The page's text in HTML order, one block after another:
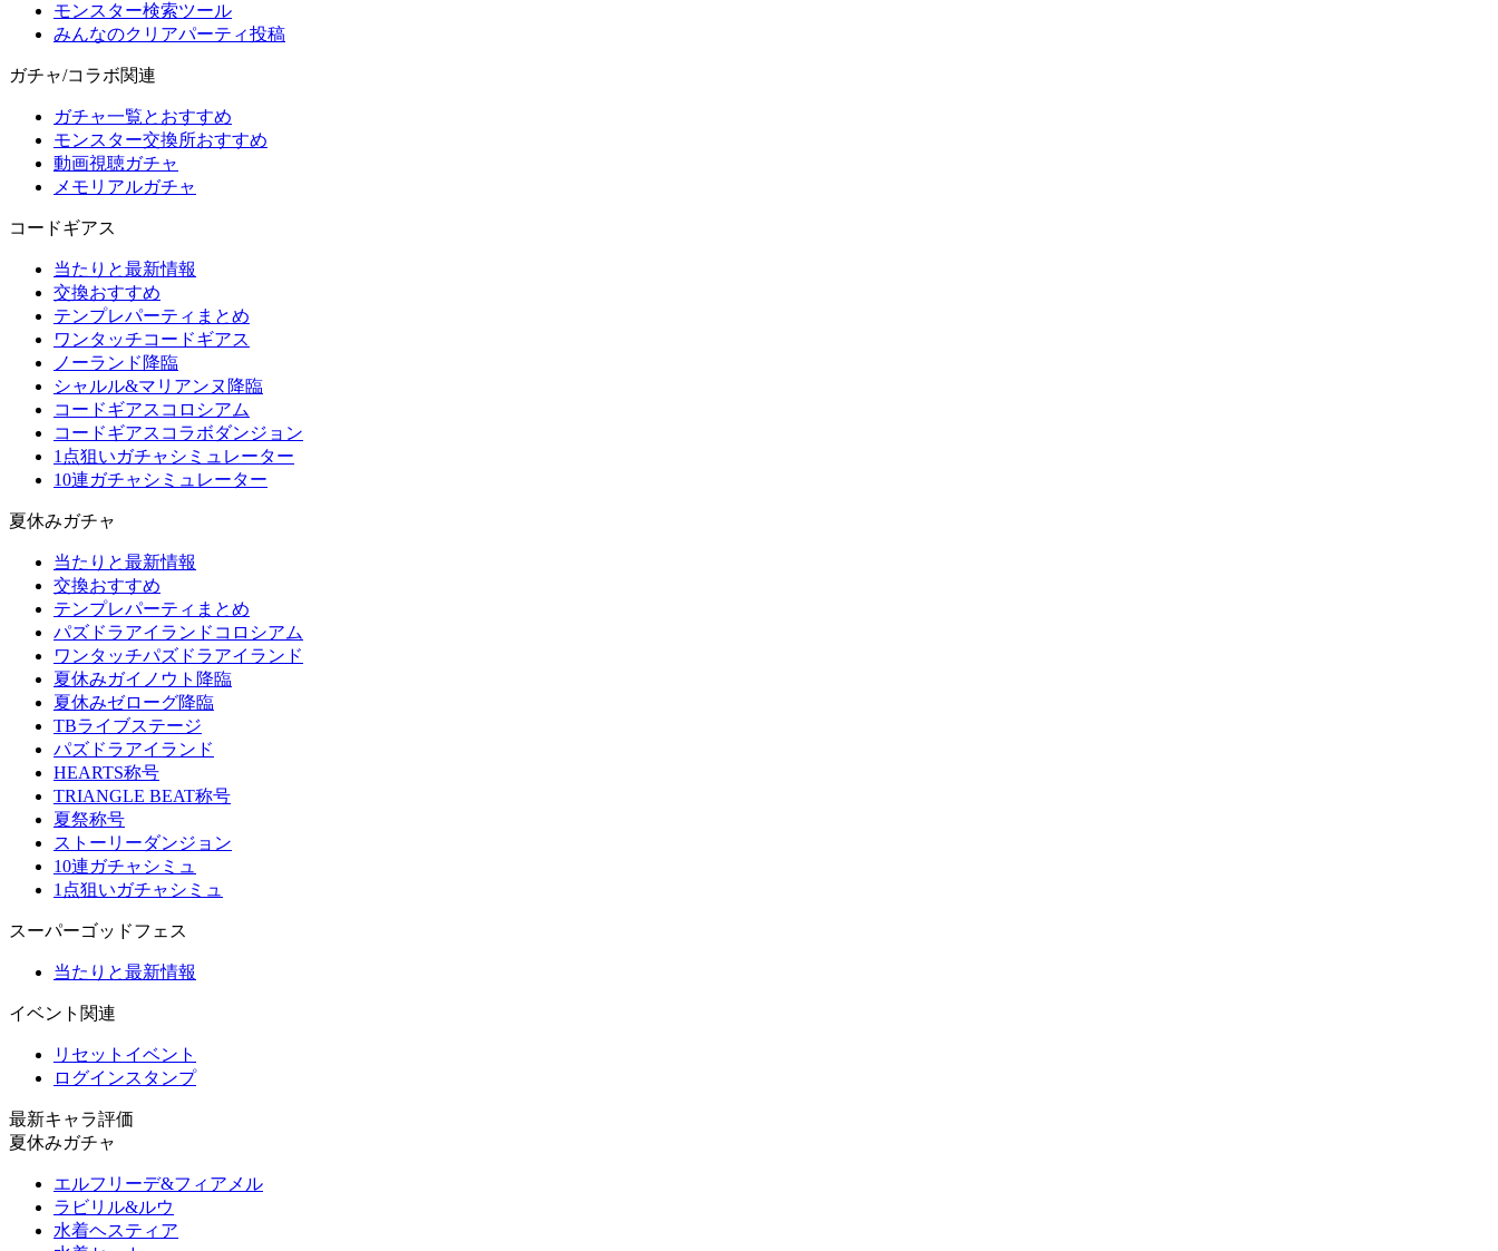
モンスター検索ツール
みんなのクリアパーティ投稿
ガチャ/コラボ関連
ガチャ一覧とおすすめ
モンスター交換所おすすめ
動画視聴ガチャ
メモリアルガチャ
コードギアス
当たりと最新情報
交換おすすめ
テンプレパーティまとめ
ワンタッチコードギアス
ノーランド降臨
シャルル&マリアンヌ降臨
コードギアスコロシアム
コードギアスコラボダンジョン
1点狙いガチャシミュレーター
10連ガチャシミュレーター
夏休みガチャ
当たりと最新情報
交換おすすめ
テンプレパーティまとめ
パズドラアイランドコロシアム
ワンタッチパズドラアイランド
夏休みガイノウト降臨
夏休みゼローグ降臨
TBライブステージ
パズドラアイランド
HEARTS称号
TRIANGLE BEAT称号
夏祭称号
ストーリーダンジョン
10連ガチャシミュ
1点狙いガチャシミュ
スーパーゴッドフェス
当たりと最新情報
イベント関連
リセットイベント
ログインスタンプ
最新キャラ評価
夏休みガチャ
エルフリーデ&フィアメル
ラビリル&ルウ
水着ヘスティア